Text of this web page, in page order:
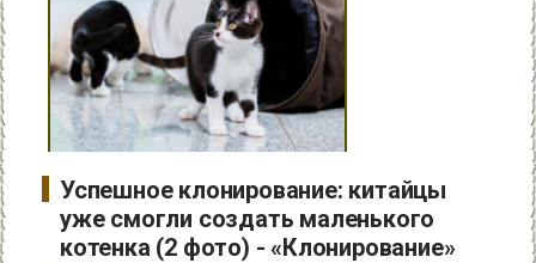
Успешное клонирование: китайцы
уже смогли создать маленького
котенка (2 фото) - «Клонирование»